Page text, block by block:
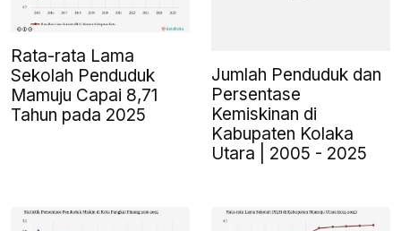
Rata-rata Lama
Sekolah Penduduk
Mamuju Capai 8,71
Tahun pada 2025
Jumlah Penduduk dan
Persentase
Kemiskinan di
Kabupaten Kolaka
Utara | 2005 - 2025